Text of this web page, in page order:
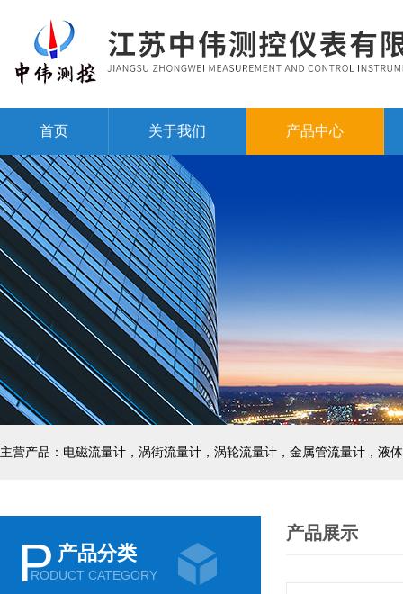
首页 关于我们 产品中心
主营产品：电磁流量计，涡街流量计，涡轮流量计，金属管流量计，液
P 产品分类
RODUCT CATEGORY
产品展示